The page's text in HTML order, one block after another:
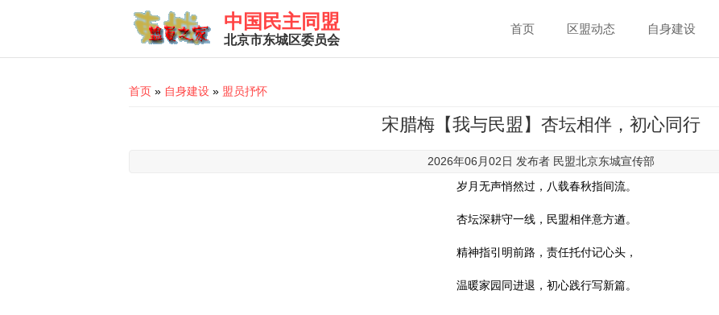
中国民主同盟
北京市东城区委员会
首页 区盟动态 自身建设
You are here
首页 » 自身建设 » 盟员抒怀
宋腊梅【我与民盟】杏坛相伴，初心同行
2026年06月02日 发布者 民盟北京东城宣传部
岁月无声悄然过，八载春秋指间流。
杏坛深耕守一线，民盟相伴意方遒。
精神指引明前路，责任托付记心头，
温暖家园同进退，初心践行写新篇。